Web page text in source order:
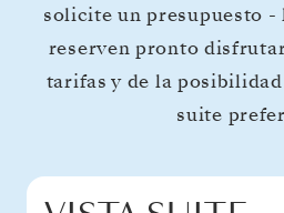
solicite un presupuesto -
reserven pronto
tarifas y de la
suite